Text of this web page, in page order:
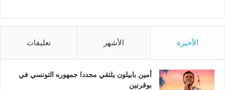
الأخيرة الأشهر تعليقات
أمين بابيلون يلتقي مجددا جمهوره التونسي في
بوقرنين